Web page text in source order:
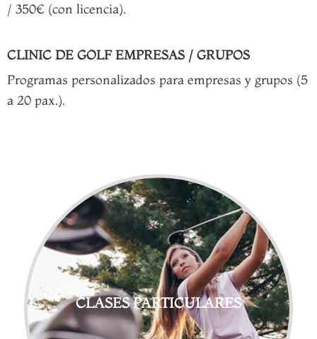
/ 350€ (con licencia).
CLINIC DE GOLF EMPRESAS / GRUPOS
Programas personalizados para empresas y grupos (5
a 20 pax.).
CLASES PARTICULARES